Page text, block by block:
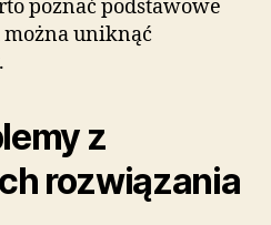
poznać podstawowe
uniknąć
z
rozwiązania